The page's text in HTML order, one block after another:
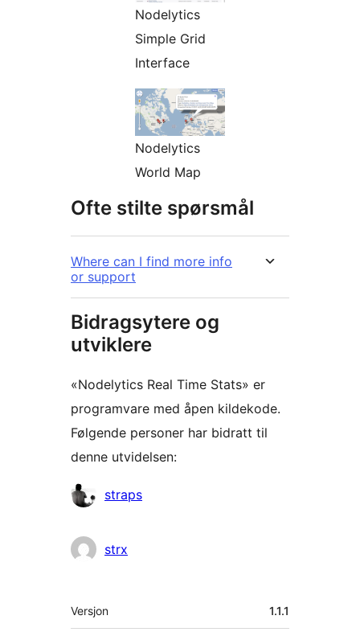
Nodelytics
Simple Grid
Interface
Nodelytics
World Map
Ofte stilte spørsmål
Where can I find more info
or support
Bidragsytere og
utviklere
«Nodelytics Real Time Stats» er
programvare med åpen kildekode.
Følgende personer har bidratt til
denne utvidelsen:
Bidragsytere
straps
strx
Meta
Versjon 1.1.1